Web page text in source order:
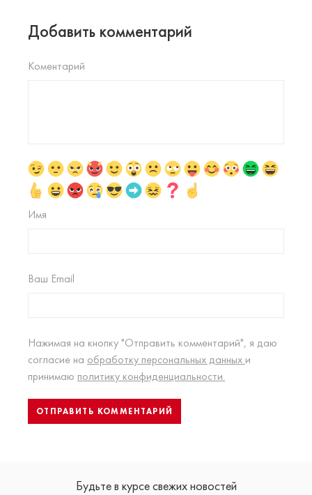
Добавить комментарий
Коментарий
Имя
Ваш Email
Нажимая на кнопку "Отправить комментарий", я даю
согласие на обработку персональных данных и
принимаю политику конфиденциальности.
Будьте в курсе свежих новостей